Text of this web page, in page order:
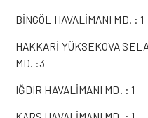
BİNGÖL HAVALİMANI MD. : 1
HAKKARİ YÜKSEKOVA
MD. :3
IĞDIR HAVALİMANI MD. : 1